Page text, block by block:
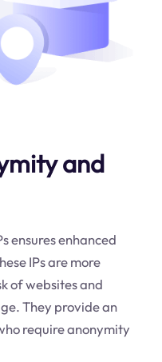
and
ensures enhanced
IPs are more
of websites and
They provide an
require anonymity